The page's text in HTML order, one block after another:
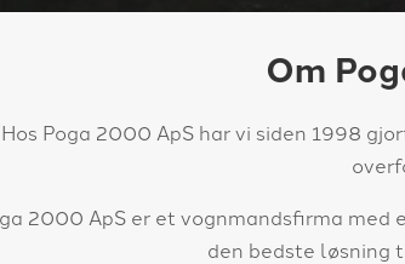
Om
Hos Poga 2000 ApS har vi siden 1998
2000 ApS er et vognmandsfirma
den bedste løsning